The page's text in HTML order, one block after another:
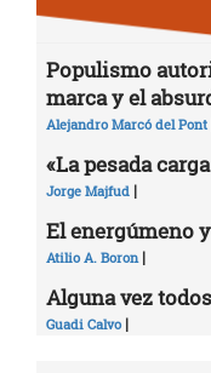
Populismo
marca y el
Alejandro Marcó del Pont
«La pesada
Jorge Majfud |
El energúmeno
Atilio A. Boron |
Alguna vez
Guadi Calvo |